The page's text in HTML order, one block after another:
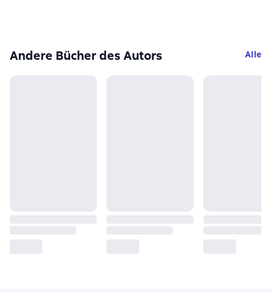
Andere Bücher des Autors Alle